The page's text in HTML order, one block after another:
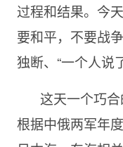
过程和结果。今
要和平，不要战
独断、“一个人说
这天一个巧
根据中俄两军年